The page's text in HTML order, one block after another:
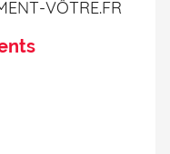
VÔTRE.FR